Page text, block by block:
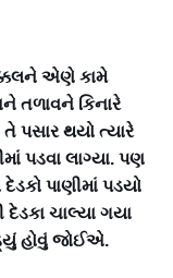
એણે કામે
તળાવને કિનારે
પસાર થયો ત્યારે
પડવા લાગ્યા. પણ
પાણીમાં પડયો
ચાલ્યા ગયા
હોવું જોઈએ.